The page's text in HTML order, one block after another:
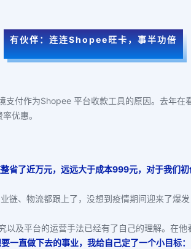
有伙伴：连连Shopee旺卡，事半功倍
付作为Shopee 平台收款工具的原因。 去年在
优惠。
省了近万元，远远大于成本999元，对于我们
链、物流都跟上了，没想到疫情期间迎来了爆
及平台的运营手法已经有了自己的理解。在
一直做下去的事业，我给自己定了一个小目标